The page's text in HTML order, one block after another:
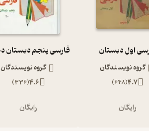
اول دبستان
گروه نویسندگان
4.7
(
648
)
رایگان
گروه نویسندگان
4.6
(
336
)
رایگان